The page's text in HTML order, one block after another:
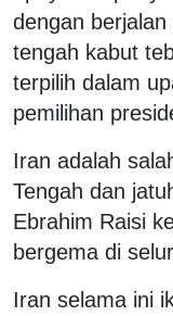
dengan
tengah kabut
terpilih dalam
pemilihan
Iran adalah
Tengah dan
Ebrahim Raisi
bergema di
Iran selama ini